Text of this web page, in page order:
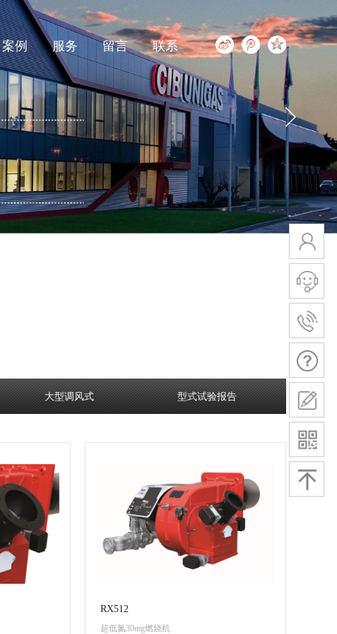
案例 服务 留言 联系
大型调风式 型式试验报告
RX512
超低氮30mg燃烧机